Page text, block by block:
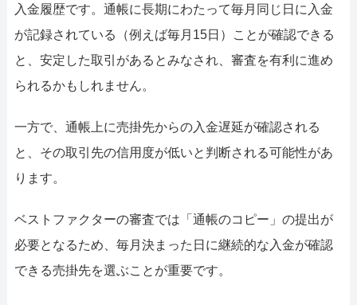
入金履歴です。通帳に長期にわたって毎月同じ日に入金
が記録されている（例えば毎月15日）ことが確認できる
と、安定した取引があるとみなされ、審査を有利に進め
られるかもしれません。
一方で、通帳上に売掛先からの入金遅延が確認される
と、その取引先の信用度が低いと判断される可能性があ
ります。
ベストファクターの審査では「通帳のコピー」の提出が
必要となるため、毎月決まった日に継続的な入金が確認
できる売掛先を選ぶことが重要です。